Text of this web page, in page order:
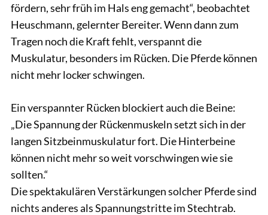
fördern, sehr früh im Hals eng gemacht“, beobachtet
Heuschmann, gelernter Bereiter. Wenn dann zum
Tragen noch die Kraft fehlt, verspannt die
Muskulatur, besonders im Rücken. Die Pferde können
nicht mehr locker schwingen.
Ein verspannter Rücken blockiert auch die Beine:
„Die Spannung der Rückenmuskeln setzt sich in der
langen Sitzbeinmuskulatur fort. Die Hinterbeine
können nicht mehr so weit vorschwingen wie sie
sollten.“
Die spektakulären Verstärkungen solcher Pferde sind
nichts anderes als Spannungstritte im Stechtrab.